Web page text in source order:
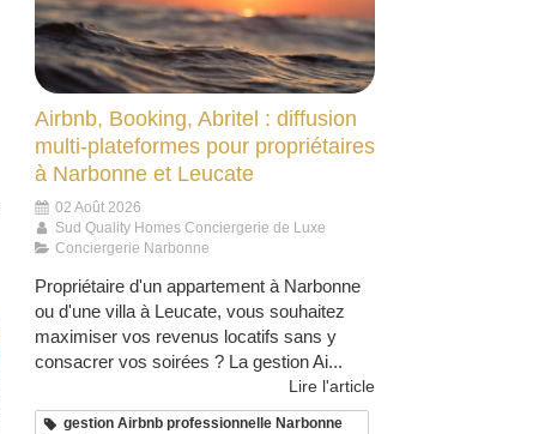
Airbnb, Booking, Abritel : diffusion
multi-plateformes pour propriétaires
à Narbonne et Leucate
02 Août 2026
Sud Quality Homes Conciergerie de Luxe
Conciergerie Narbonne
Propriétaire d'un appartement à Narbonne
ou d'une villa à Leucate, vous souhaitez
maximiser vos revenus locatifs sans y
consacrer vos soirées ? La gestion Ai...
Lire l'article
gestion Airbnb professionnelle Narbonne